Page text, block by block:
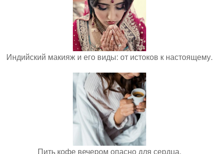
Индийский макияж и его виды: от истоков к настоящему.
Пить кофе вечером опасно для сердца.